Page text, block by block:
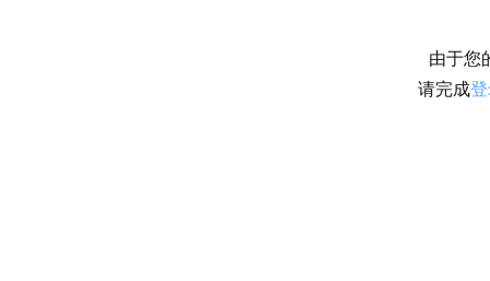
由于您
请完成